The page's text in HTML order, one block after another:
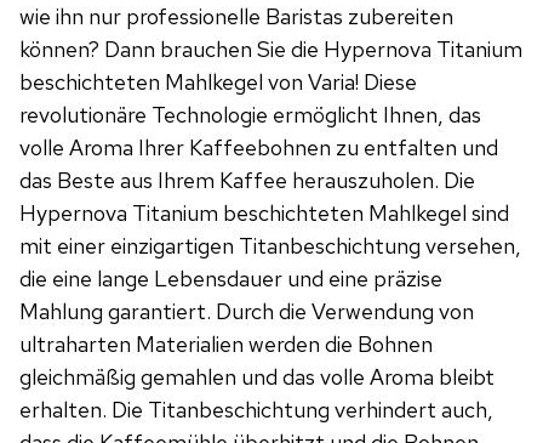
wie ihn nur professionelle Baristas zubereiten
können? Dann brauchen Sie die Hypernova Titanium
beschichteten Mahlkegel von Varia! Diese
revolutionäre Technologie ermöglicht Ihnen, das
volle Aroma Ihrer Kaffeebohnen zu entfalten und
das Beste aus Ihrem Kaffee herauszuholen. Die
Hypernova Titanium beschichteten Mahlkegel sind
mit einer einzigartigen Titanbeschichtung versehen,
die eine lange Lebensdauer und eine präzise
Mahlung garantiert. Durch die Verwendung von
ultraharten Materialien werden die Bohnen
gleichmäßig gemahlen und das volle Aroma bleibt
erhalten. Die Titanbeschichtung verhindert auch,